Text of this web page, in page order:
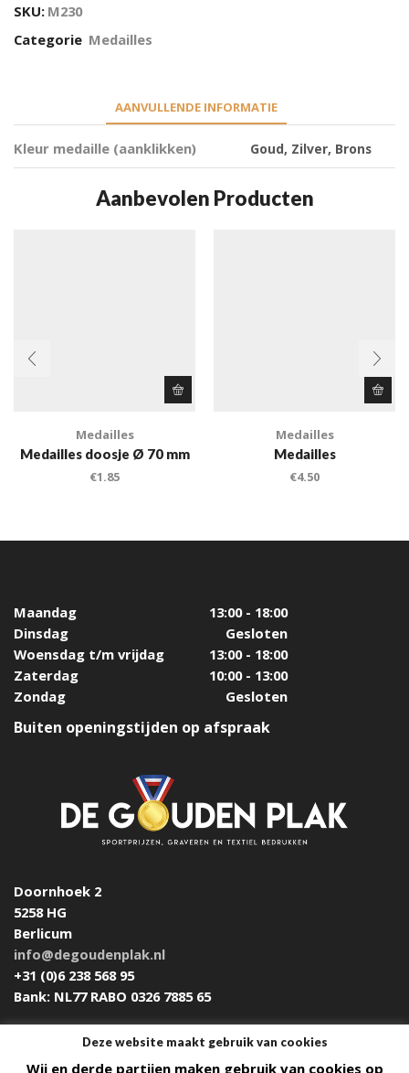
SKU: M230
Categorie Medailles
AANVULLENDE INFORMATIE
Kleur medaille (aanklikken) Goud, Zilver, Brons
Aanbevolen Producten
Medailles
Medailles doosje Ø 70 mm
€1.85
Medailles
Medailles
€4.50
Maandag
13:00 - 18:00
Dinsdag
Gesloten
Woensdag t/m vrijdag
13:00 - 18:00
Zaterdag
10:00 - 13:00
Zondag
Gesloten
Buiten openingstijden op afspraak
Doornhoek 2
5258 HG
Berlicum
info@degoudenplak.nl
+31 (0)6 238 568 95
Bank: NL77 RABO 0326 7885 65
Deze website maakt gebruik van cookies
Wij en derde partijen maken gebruik van cookies op